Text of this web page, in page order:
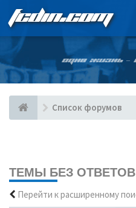
FCDIN.COM
ОДНА ЖИЗНЬ –
Список форумов
ТЕМЫ БЕЗ ОТВЕТОВ
Перейти к расширенному